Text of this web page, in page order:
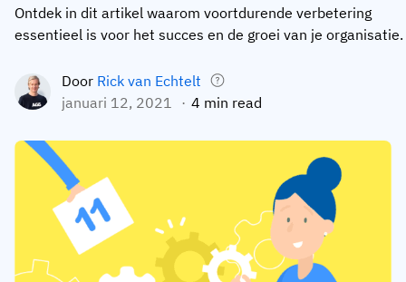
Medewerkersprofiel
Certificaten & licenties
Compliance
Opleidingsvereisten
Inzetbaarheid van het personeel
Bekijk
Per rol
Operationeel manager
Auditor
Intersnack
Syngenta
Chemisch
Lenzing
Klantsucces
AG5-status
Bedrijf
Over ons
Neem contact op
Ontdek in dit artikel waarom voortdurende verbetering
essentieel is voor het succes en de groei van je organisatie.
Door Rick van Echtelt
januari 12, 2021
4 min read